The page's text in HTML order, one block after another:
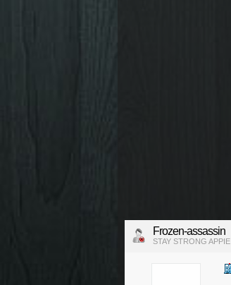
Frozen-assassin
STAY STRONG APPIE